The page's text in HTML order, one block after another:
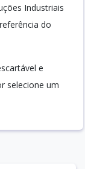
Industriais
do
e
selecione um